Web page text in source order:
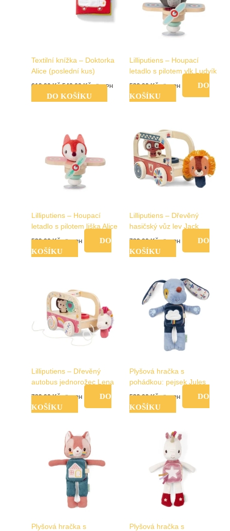
Textilní knížka – Doktorka
Alice (poslední kus)
619,00Kč 549,00Kč vč. DPH
DO KOŠÍKU
Lilliputiens – Houpací
letadlo s pilotem vlk Ludvík
539,00Kč vč. DPH
DO
KOŠÍKU
Lilliputiens – Houpací
letadlo s pilotem liška Alice
539,00Kč vč. DPH
DO
KOŠÍKU
Lilliputiens – Dřevěný
hasičský vůz lev Jack
789,00Kč vč. DPH
DO
KOŠÍKU
Lilliputiens – Dřevěný
autobus jednorožec Lena
789,00Kč vč. DPH
DO
KOŠÍKU
Plyšová hračka s
pohádkou: pejsek Jules
539,00Kč vč. DPH
DO
KOŠÍKU
Plyšová hračka s
Plyšová hračka s